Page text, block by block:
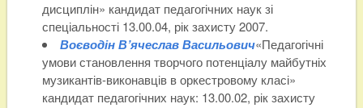
дисциплін» кандидат педагогічних наук зі
спеціальності 13.00.04, рік захисту 2007.
Воєводін В’ячеслав Васильович«Педагогічні
умови становлення творчого потенціалу майбутніх
музикантів-виконавців в оркестровому класі»
кандидат педагогічних наук: 13.00.02, рік захисту